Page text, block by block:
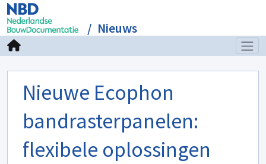
Nieuws
Nieuwe Ecophon
bandrasterpanelen:
flexibele oplossingen